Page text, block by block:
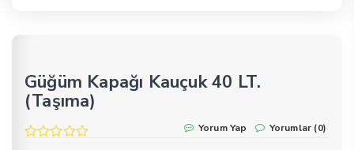
Güğüm Kapağı Kauçuk 40 LT.
(Taşıma)
Yorum Yap Yorumlar (0)